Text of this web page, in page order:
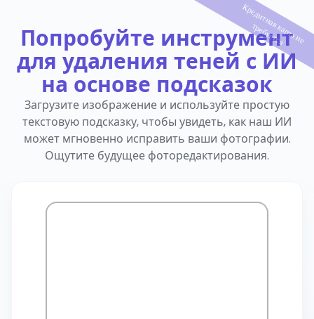
Попробуйте инструмент
для удаления теней с ИИ
на основе подсказок
Загрузите изображение и используйте простую
текстовую подсказку, чтобы увидеть, как наш ИИ
может мгновенно исправить ваши фотографии.
Ощутите будущее фоторедактирования.
К
р
е
д
и
т
н
а
я
к
а
р
т
а
н
е
т
р
е
б
у
е
т
с
я